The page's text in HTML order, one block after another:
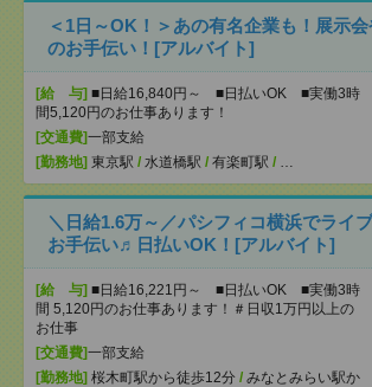
＜1日～OK！＞あの有名企業も！展示
のお手伝い！[アルバイト]
[給 与] ■日給16,840円～ ■日払いOK ■実働3時
間5,120円のお仕事あります！
[交通費]一部支給
[勤務地] 東京駅 / 水道橋駅 / 有楽町駅 / …
＼日給1.6万～／パシフィコ横浜でライ
お手伝い♬日払いOK！[アルバイト]
[給 与] ■日給16,221円～ ■日払いOK ■実働3時
間 5,120円のお仕事あります！＃日収1万円以上の
お仕事
[交通費]一部支給
[勤務地] 桜木町駅から徒歩12分 / みなとみらい駅か